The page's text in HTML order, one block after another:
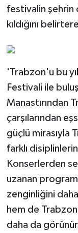
festivalin şehrin
kıldığını
'Trabzon'u bu
Festivali ile
Manastırından
çarşılarından
güçlü mirasıyla
farklı
Konserlerden
uzanan
zenginliğini
hem de
daha da